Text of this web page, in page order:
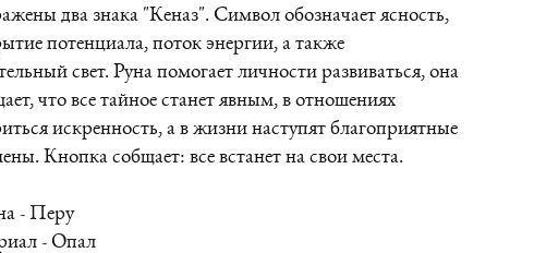
два знака "Кеназ". Символ обозначает ясность,
потенциала, поток энергии, а также
свет. Руна помогает личности развиваться, она
что все тайное станет явным, в отношениях
искренность, а в жизни наступят благоприятные
Кнопка собщает: все встанет на свои места.
- Перу
- Опал